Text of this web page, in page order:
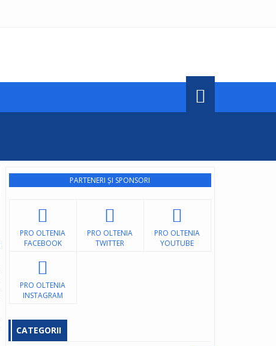
PARTENERI ȘI SPONSORI
PRO OLTENIA
FACEBOOK
PRO OLTENIA
TWITTER
PRO OLTENIA
YOUTUBE
PRO OLTENIA
INSTAGRAM
CATEGORII